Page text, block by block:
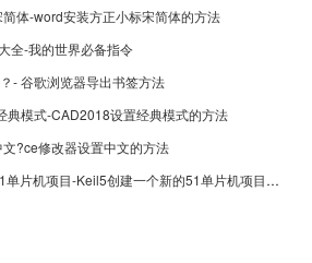
体-word安装方正小标宋简体的方法
全-我的世界必备指令
- 谷歌浏览器导出书签方法
典模式-CAD2018设置经典模式的方法
?ce修改器设置中文的方法
Keil5怎么创建一个新的51单片机项目-Keil5创建一个新的51单片机项目的方法